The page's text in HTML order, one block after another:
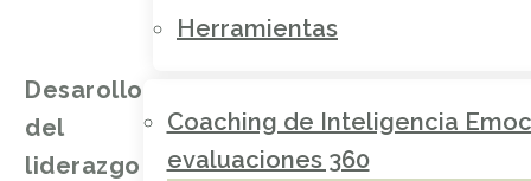
Herramientas
Desarollo
del
liderazgo
Coaching de Inteligencia
evaluaciones 360